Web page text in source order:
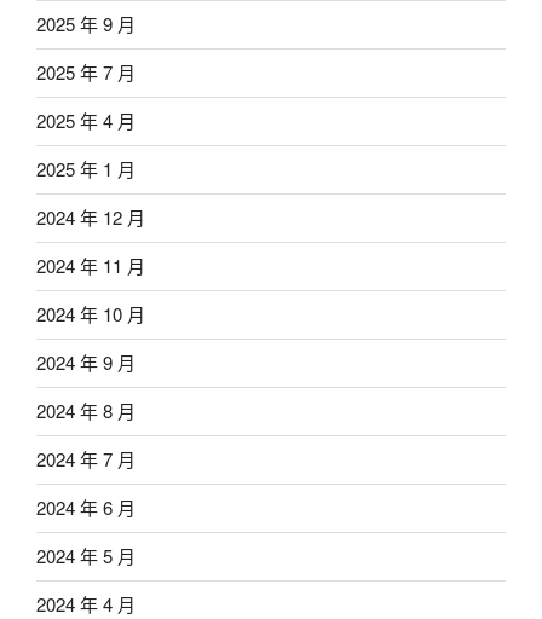
2025 年 9 月
2025 年 7 月
2025 年 4 月
2025 年 1 月
2024 年 12 月
2024 年 11 月
2024 年 10 月
2024 年 9 月
2024 年 8 月
2024 年 7 月
2024 年 6 月
2024 年 5 月
2024 年 4 月